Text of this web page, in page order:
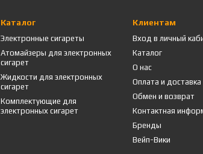
Каталог
Электронные сигареты
Атомайзеры для электронных
сигарет
Жидкости для электронных
сигарет
Комплектующие для
электронных сигарет
Клиентам
Вход в личный
Каталог
О нас
Оплата и доставка
Обмен и возврат
Контактная
Бренды
Вейп-Вики